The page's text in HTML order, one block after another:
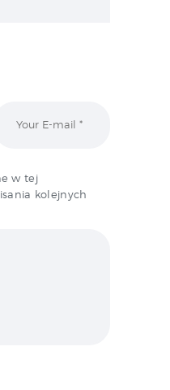
w tej
kolejnych